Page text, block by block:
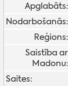
Apglabāts:
Nodarbošanās:
Reģions:
Saistība ar
Madonu:
Saites: